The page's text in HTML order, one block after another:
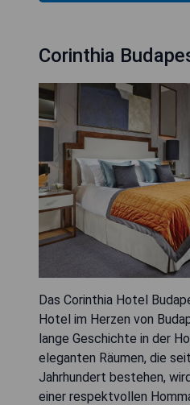
Corinthia
Das Corinthia Hotel
Hotel im Herzen von
lange Geschichte in der
eleganten Räumen, die
Jahrhundert bestehen,
einer respektvollen